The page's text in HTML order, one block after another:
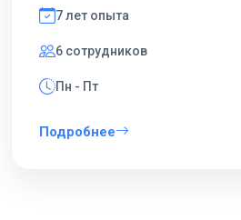
7 лет опыта
6 сотрудников
Пн - Пт
Подробнее